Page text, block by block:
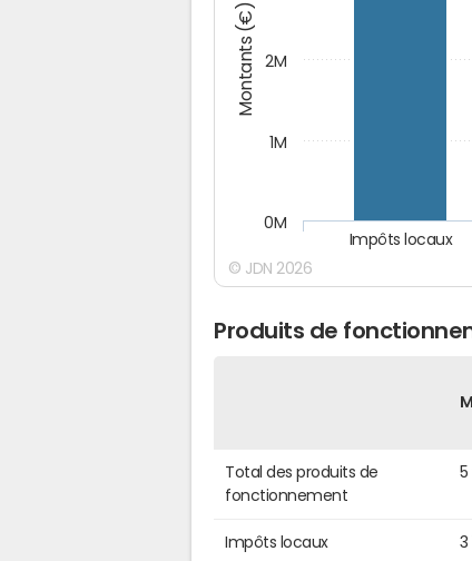
Montants (€)
Impôts locaux
0M
1M
2M
© JDN 2026
Produits de
Total des produits de
fonctionnement
5
Impôts locaux 3